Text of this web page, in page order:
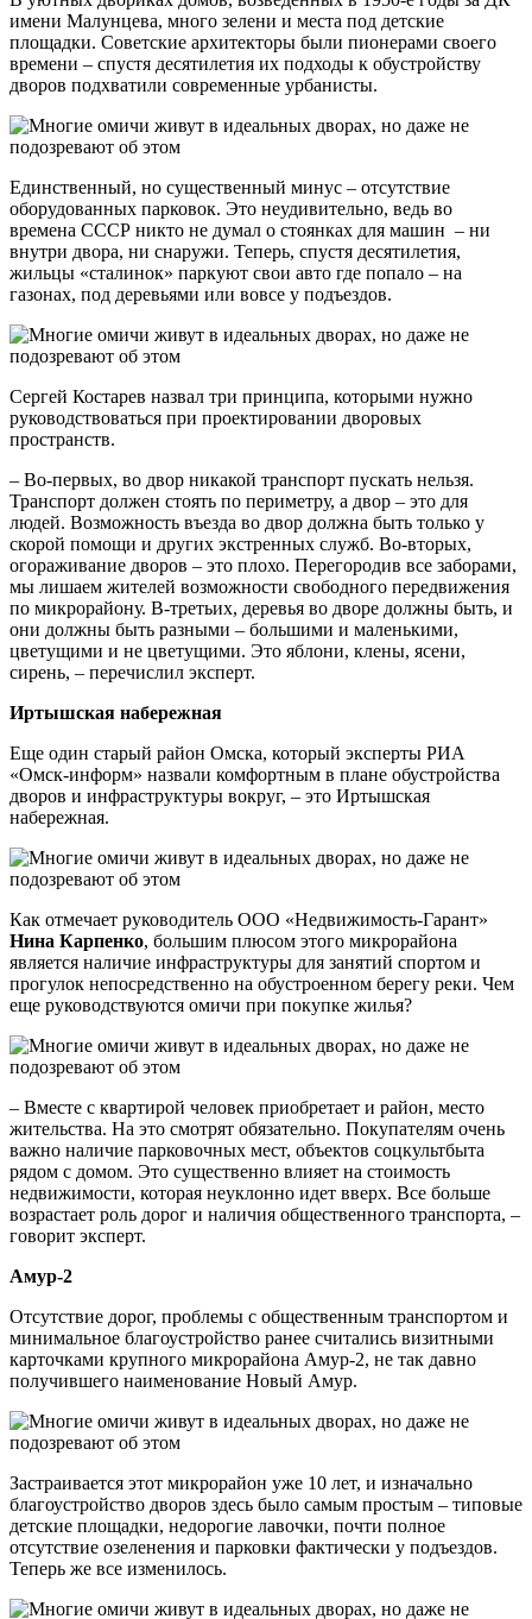
имени Малунцева, много зелени и места под детские
площадки. Советские архитекторы были пионерами своего
времени – спустя десятилетия их подходы к обустройству
дворов подхватили современные урбанисты.
Единственный, но существенный минус – отсутствие
оборудованных парковок. Это неудивительно, ведь во
времена СССР никто не думал о стоянках для машин – ни
внутри двора, ни снаружи. Теперь, спустя десятилетия,
жильцы «сталинок» паркуют свои авто где попало – на
газонах, под деревьями или вовсе у подъездов.
Сергей Костарев назвал три принципа, которыми нужно
руководствоваться при проектировании дворовых
пространств.
– Во-первых, во двор никакой транспорт пускать нельзя.
Транспорт должен стоять по периметру, а двор – это для
людей. Возможность въезда во двор должна быть только у
скорой помощи и других экстренных служб. Во-вторых,
огораживание дворов – это плохо. Перегородив все заборами,
мы лишаем жителей возможности свободного передвижения
по микрорайону. В-третьих, деревья во дворе должны быть, и
они должны быть разными – большими и маленькими,
цветущими и не цветущими. Это яблони, клены, ясени,
сирень, – перечислил эксперт.
Иртышская набережная
Еще один старый район Омска, который эксперты РИА
«Омск-информ» назвали комфортным в плане обустройства
дворов и инфраструктуры вокруг, – это Иртышская
набережная.
Как отмечает руководитель ООО «Недвижимость-Гарант»
Нина Карпенко, большим плюсом этого микрорайона
является наличие инфраструктуры для занятий спортом и
прогулок непосредственно на обустроенном берегу реки. Чем
еще руководствуются омичи при покупке жилья?
– Вместе с квартирой человек приобретает и район, место
жительства. На это смотрят обязательно. Покупателям очень
важно наличие парковочных мест, объектов соцкультбыта
рядом с домом. Это существенно влияет на стоимость
недвижимости, которая неуклонно идет вверх. Все больше
возрастает роль дорог и наличия общественного транспорта, –
говорит эксперт.
Амур-2
Отсутствие дорог, проблемы с общественным транспортом и
минимальное благоустройство ранее считались визитными
карточками крупного микрорайона Амур-2, не так давно
получившего наименование Новый Амур.
Застраивается этот микрорайон уже 10 лет, и изначально
благоустройство дворов здесь было самым простым – типовые
детские площадки, недорогие лавочки, почти полное
отсутствие озеленения и парковки фактически у подъездов.
Теперь же все изменилось.